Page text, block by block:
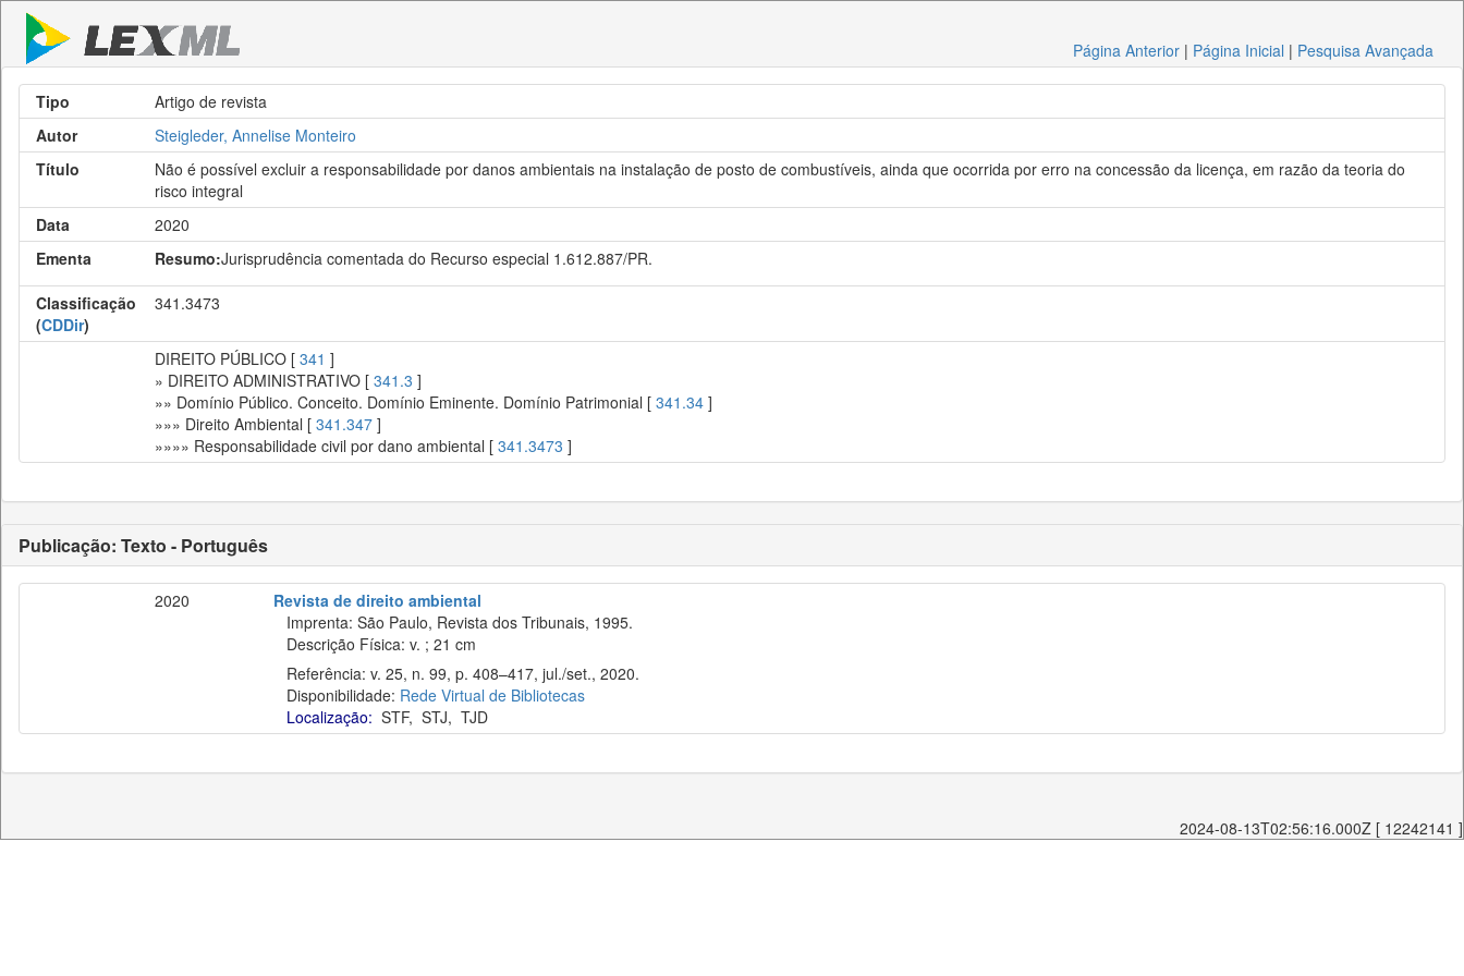
Página Anterior | Página Inicial | Pesquisa Avançada
Tipo
Artigo de revista
Autor
Steigleder, Annelise Monteiro
Título
Não é possível excluir a responsabilidade por danos ambientais na instalação de posto de combustíveis, ainda que ocorrida por erro na concessão da licença, em razão da teoria do
risco integral
Data
2020
Ementa
Resumo:Jurisprudência comentada do Recurso especial 1.612.887/PR.
Classificação
(CDDir)
341.3473
DIREITO PÚBLICO [ 341 ]
» DIREITO ADMINISTRATIVO [ 341.3 ]
»» Domínio Público. Conceito. Domínio Eminente. Domínio Patrimonial [ 341.34 ]
»»» Direito Ambiental [ 341.347 ]
»»»» Responsabilidade civil por dano ambiental [ 341.3473 ]
Publicação: Texto - Português
2020
Revista de direito ambiental
Imprenta: São Paulo, Revista dos Tribunais, 1995.
Descrição Física: v. ; 21 cm
Referência: v. 25, n. 99, p. 408–417, jul./set., 2020.
Disponibilidade: Rede Virtual de Bibliotecas
Localização: STF, STJ, TJD
2024-08-13T02:56:16.000Z [ 12242141 ]